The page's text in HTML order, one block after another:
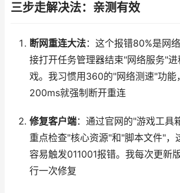
三步走解决法：亲测有效
断网重连大法：这个报错80%是网
接打开任务管理器结束"网络服务"
戏。我习惯用360的"网络测速"功能
200ms就强制断开重连
修复客户端：通过官网的"游戏工具
重点检查"核心资源"和"脚本文件"，
容易触发011001报错。我每次更新
行一次修复